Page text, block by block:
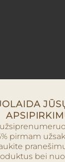
pirmam
bei